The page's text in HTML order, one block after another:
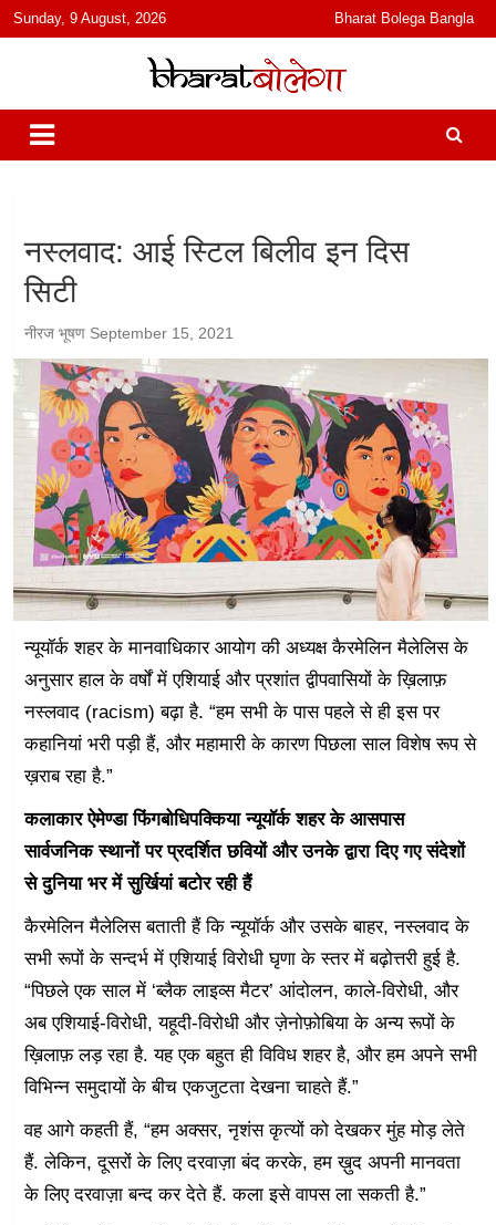
content
Sunday, 9 August, 2026 Bharat Bolega Bangla
भारत बोलेगा
हिंदी में समाचार, विचार, ऑडियो, वीडियो और फ़ीचर. भारत बोलेगा हिंदी न्यूज़ वेबसाइट
India: News, Views, Info, Trends & Podcast I जानकारी भी समझदारी भी
और पॉडकास्ट
नस्लवाद: आई स्टिल बिलीव इन दिस
सिटी
नीरज भूषण September 15, 2021
न्यूयॉर्क शहर के मानवाधिकार आयोग की अध्यक्ष कैरमेलिन मैलेलिस के
अनुसार हाल के वर्षों में एशियाई और प्रशांत द्वीपवासियों के ख़िलाफ़
नस्लवाद (racism) बढ़ा है. “हम सभी के पास पहले से ही इस पर
कहानियां भरी पड़ी हैं, और महामारी के कारण पिछला साल विशेष रूप से
ख़राब रहा है.”
कलाकार ऐमेण्डा फिंगबोधिपक्किया न्यूयॉर्क शहर के आसपास
सार्वजनिक स्थानों पर प्रदर्शित छवियों और उनके द्वारा दिए गए संदेशों
से दुनिया भर में सुर्खियां बटोर रही हैं
कैरमेलिन मैलेलिस बताती हैं कि न्यूयॉर्क और उसके बाहर, नस्लवाद के
सभी रूपों के सन्दर्भ में एशियाई विरोधी घृणा के स्तर में बढ़ोत्तरी हुई है.
“पिछले एक साल में ‘ब्लैक लाइव्स मैटर’ आंदोलन, काले-विरोधी, और
अब एशियाई-विरोधी, यहूदी-विरोधी और ज़ेनोफ़ोबिया के अन्य रूपों के
ख़िलाफ़ लड़ रहा है. यह एक बहुत ही विविध शहर है, और हम अपने सभी
विभिन्न समुदायों के बीच एकजुटता देखना चाहते हैं.”
वह आगे कहती हैं, “हम अक्सर, नृशंस कृत्यों को देखकर मुंह मोड़ लेते
हैं. लेकिन, दूसरों के लिए दरवाज़ा बंद करके, हम ख़ुद अपनी मानवता
के लिए दरवाज़ा बन्द कर देते हैं. कला इसे वापस ला सकती है.”